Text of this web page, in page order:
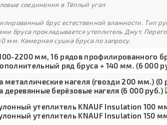
соединения в Тёплый угол
брус естественной влажности. Тип
бруса прокладывается утеплитель Джут.
мм. Камерная сушка бруса по запросу.
2200 мм, 16 рядов профилированного
ряд бруса + 140 мм. (6 000
металлические нагеля (гвозди 200 мм.) (0
деревянные берёзовые нагеля (6 000 руб.)
утеплитель KNAUF Insulation 100
утеплитель KNAUF Insulation 150